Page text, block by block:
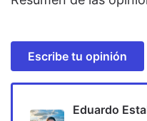
Escribe tu opinión
Eduardo